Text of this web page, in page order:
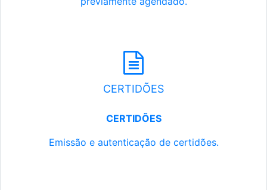
CERTIDÕES
CERTIDÕES
Emissão e autenticação de certidões.